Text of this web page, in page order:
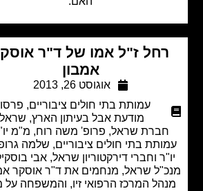
ז"ל אמו של ד"ר אוסקר
אמבון
אוגוסט 26, 2013
עמותת בתי חולים ציבוריים,פרסום
מודעת אבל בעיתון הארץ,שראל
שראל, פרופ' משה רוח, מ"מ יו"ק
בתי חולים ציבוריים, שלמה גרופמן,
וחברי דירקטוריון שראל, אבי בוסקילה,
שראל, מנחמים את ד"ר אוסקר אמבון,
המרכז הרפואי זיו, והמשפחה על מות